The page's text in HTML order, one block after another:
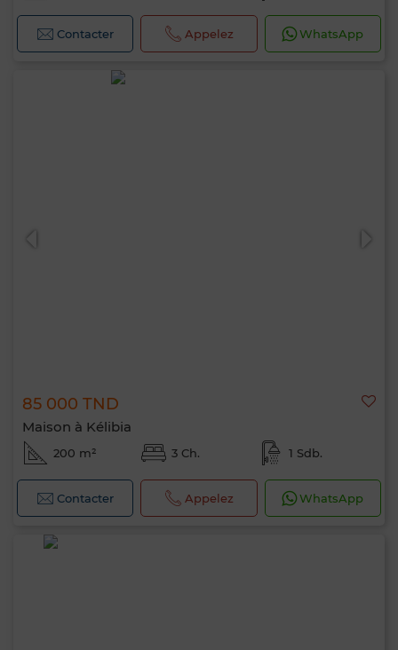
Contacter Appelez WhatsApp
85 000 TND
Maison à Kélibia
200 m² 3 Ch. 1 Sdb.
Contacter Appelez WhatsApp